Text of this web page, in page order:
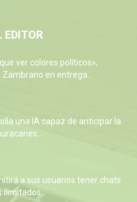
EDITOR
ver colores políticos»,
en entrega...
una IA capaz de anticipar la
a sus usuarios tener chats